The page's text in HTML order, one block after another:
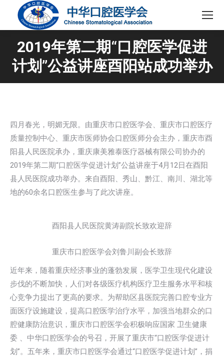
2019年第二期“口腔医学促进
计划”公益讲座酉阳站成功举办
四月春光，明媚无限。由重庆市口腔医学会、重庆市口腔医疗
质量控制中心、重庆市医师协会口腔医师分会主办，重庆市酉
阳县人民医院承办，重庆康美雅泰医疗器械有限公司协办的
2019年第二期“口腔医学促进计划”公益讲座于4月12日在酉阳
县人民医院成功举办。来自酉阳、秀山、黔江、南川、湖北等
地的60余名口腔医生参与了此次讲座。
酉阳县人民医院黄涛副院长致欢迎辞
重庆市口腔医学会刘鲁川副会长致辞
近年来，随着重庆经济事业的蓬勃发展，医学卫生现代化建设
步伐的不断加快，人们对各级医疗机构医疗卫生服务水平和核
心竞争力提出了更高的要求。为帮助区县医院完善口腔专业方
面医疗设施建设，提高口腔医学治疗水平，加强当地群众的口
腔健康防治意识，重庆市口腔医学会积极响应国家 卫生健康
委 、中华口腔医学会的号召，开展了重庆市“口腔医学促进计
划”。五年来，重庆市口腔医学会通过“口腔医学促进计划”，捐